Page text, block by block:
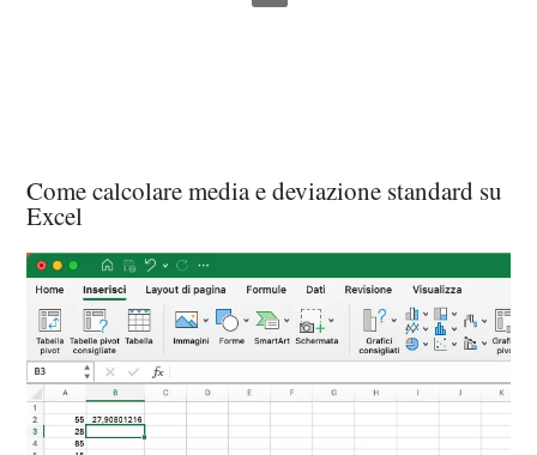
Come calcolare media e deviazione standard su
Excel